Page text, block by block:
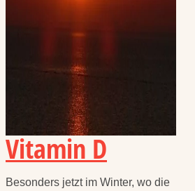
Vitamin D
Besonders jetzt im Winter, wo die